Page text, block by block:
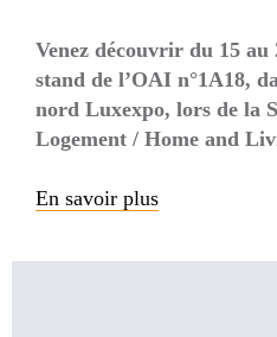
Venez découvrir du 15 au
stand de l’OAI n°1A18,
nord Luxexpo, lors de la
Logement / Home and
En savoir plus